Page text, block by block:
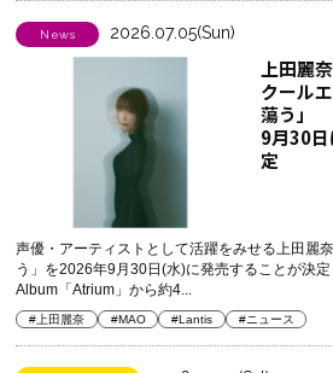
News 2026.07.05(Sun)
上田麗
クール
蕩う」
9月30
定
声優・アーティストとして活躍をみせる上田麗
う」を2026年9月30日(水)に発売することが決
Album「Atrium」から約4...
#上田麗奈 #MAO #Lantis #ニュース